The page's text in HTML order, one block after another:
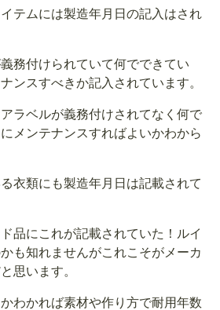
テムには製造年月日の記入はされ
務付けられていて何でできてい
ンスすべきか記入されています。
ラベルが義務付けされてなく何で
メンテナンスすればよいかわから
衣類にも製造年月日は記載されて
品にこれが記載されていた！ルイ
も知れませんがこれこそがメーカ
思います。
わかれば素材や作り方で耐用年数